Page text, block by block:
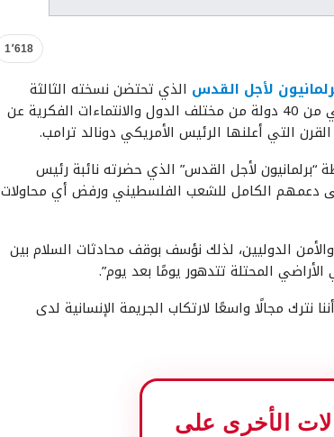
1٬618
لأجل القدس الذي تحتضن نسخته الثالثة
العاصمة الماليزية كوالالمبور، عبر أكثر من 300 برلماني دولي من 40 دولة من مختلف الدول والانتماءات الفكرية عن
التي أعلنها الرئيس الأمريكي دونالد ترامب.
“برلمانيون لأجل القدس” الذي حضرته نائبة رئيس
على دعمهم الكامل للشعب الفلسطيني ورفض أي محاولات
الدوليين، لذلك نؤسف بوقف محادثات السلام بين
المحتلة تتدهور يومًا بعد يوم”.
مجالًا واسعًا لارتكاب الجريمة الإنسانية لدى
الأخرى على